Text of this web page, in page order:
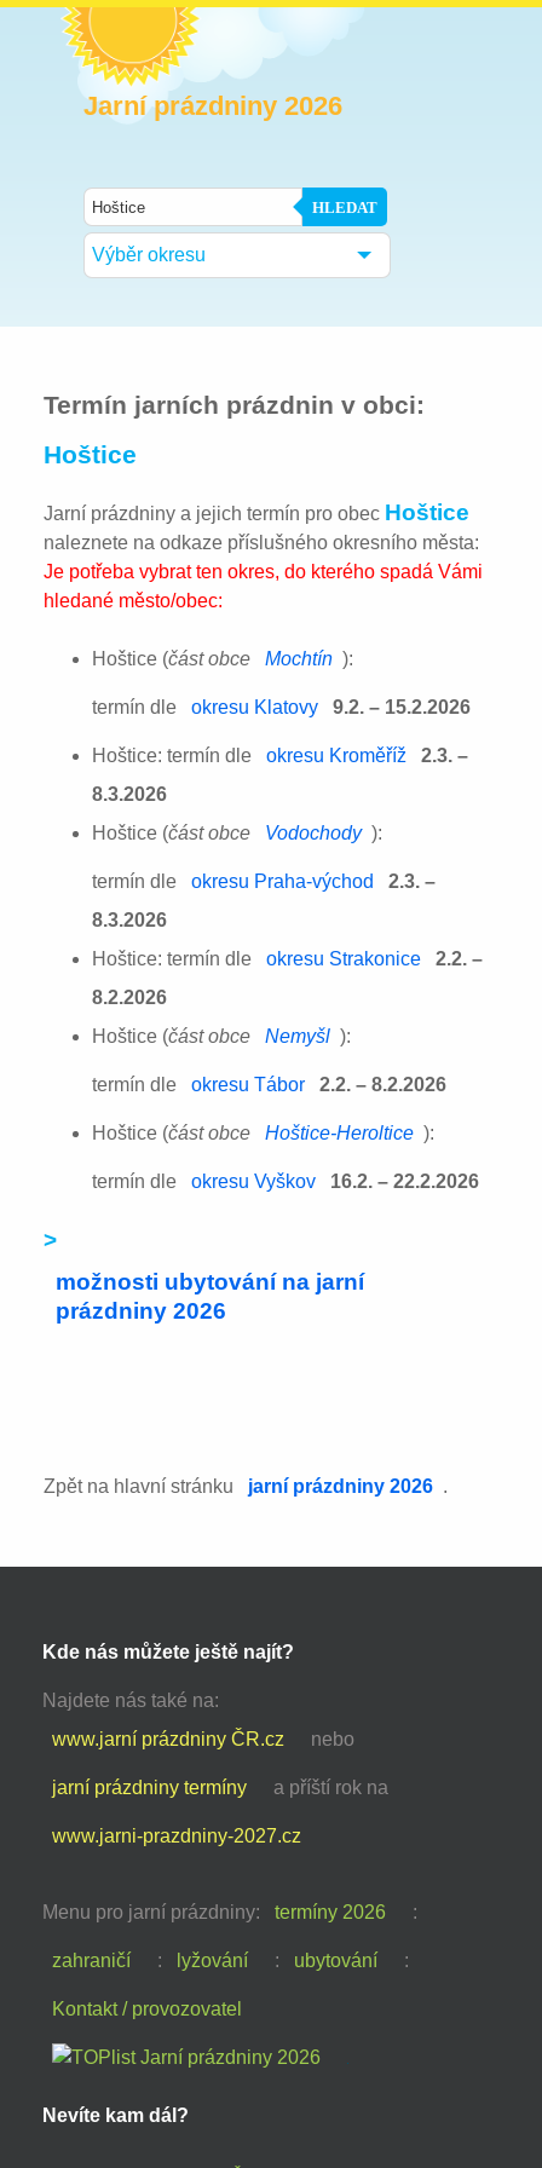
Jarní prázdniny 2026
HLEDAT
Výběr okresu
Termín jarních prázdnin v obci:
Hoštice
Jarní prázdniny a jejich termín pro obec Hoštice
naleznete na odkaze příslušného okresního města:
Je potřeba vybrat ten okres, do kterého spadá Vámi
hledané město/obec:
Hoštice (část obce Mochtín ):
termín dle okresu Klatovy 9.2. – 15.2.2026
Hoštice: termín dle okresu Kroměříž
2.3. –
8.3.2026
Hoštice (část obce Vodochody ):
termín dle okresu Praha-východ
2.3. –
8.3.2026
Hoštice: termín dle
okresu Strakonice
2.2. –
8.2.2026
Hoštice (část obce Nemyšl ):
termín dle okresu Tábor 2.2. – 8.2.2026
Hoštice (část obce Hoštice-Heroltice ):
termín dle okresu Vyškov 16.2. – 22.2.2026
>
možnosti ubytování na jarní
prázdniny 2026
Zpět na hlavní stránku jarní prázdniny 2026 .
Kde nás můžete ještě najít?
Najdete nás také na:
www.jarní prázdniny ČR.cz
nebo
jarní prázdniny termíny a příští rok na
www.jarni-prazdniny-2027.cz
Menu pro jarní prázdniny: termíny 2026 :
zahraničí : lyžování : ubytování :
Kontakt / provozovatel
Nevíte kam dál?